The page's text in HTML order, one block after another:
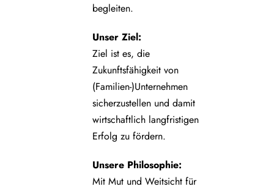
begleiten.
Unser Ziel:
Ziel ist es, die
Zukunftsfähigkeit von
(Familien-)Unternehmen
sicherzustellen und damit
wirtschaftlich langfristigen
Erfolg zu fördern.
Unsere Philosophie:
Mit Mut und Weitsicht für